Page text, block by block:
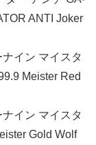
ANTI Joker
イン マイスタ
Meister Red
イン マイスタ
Gold Wolf